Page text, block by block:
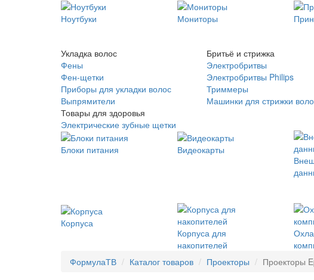
Ноутбуки Мониторы
Укладка волос
Фены
Фен-щетки
Приборы для укладки волос
Выпрямители
Товары для здоровья
Электрические зубные щетки
Бритьё и стрижка
Электробритвы
Электробритвы Philips
Триммеры
Машинки для стрижки
Блоки питания
Видеокарты
Корпуса
Корпуса для
накопителей
ФормулаТВ Каталог товаров Проекторы Проекторы